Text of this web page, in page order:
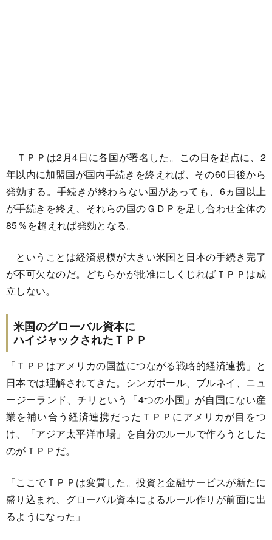
ＴＰＰは2月4日に各国が署名した。この日を起点に、2
年以内に加盟国が国内手続きを終えれば、その60日後から
発効する。手続きが終わらない国があっても、6ヵ国以上
が手続きを終え、それらの国のＧＤＰを足し合わせ全体の
85％を超えれば発効となる。
ということは経済規模が大きい米国と日本の手続き完了
が不可欠なのだ。どちらかが批准にしくじればＴＰＰは成
立しない。
米国のグローバル資本に
ハイジャックされたＴＰＰ
「ＴＰＰはアメリカの国益につながる戦略的経済連携」と
日本では理解されてきた。シンガポール、ブルネイ、ニュ
ージーランド、チリという「4つの小国」が自国にない産
業を補い合う経済連携だったＴＰＰにアメリカが目をつ
け、「アジア太平洋市場」を自分のルールで作ろうとした
のがＴＰＰだ。
「ここでＴＰＰは変質した。投資と金融サービスが新たに
盛り込まれ、グローバル資本によるルール作りが前面に出
るようになった」